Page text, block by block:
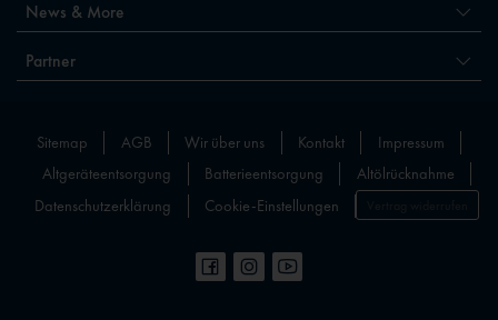
News & More
Partner
Sitemap AGB Wir über uns Kontakt
Impressum
Altgeräteentsorgung
Batterieentsorgung
Altölrücknahme
Datenschutzerklärung
Cookie-Einstellungen